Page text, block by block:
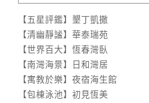
【五星評鑑】墾丁凱撒
【清幽靜謐】華泰瑞苑
【世界百大】恆春灣臥
【南灣海景】日和灣居
【寓教於樂】夜宿海生館
【包棟泳池】初見恆美